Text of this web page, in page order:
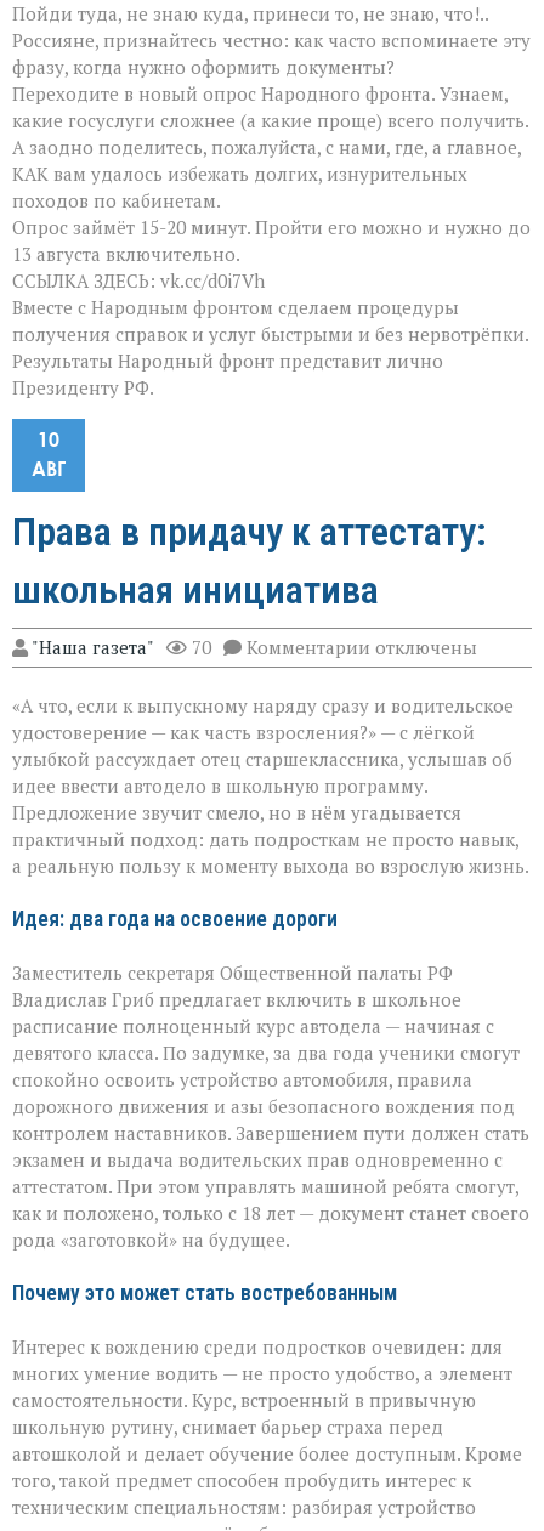
Пойди туда, не знаю куда, принеси то, не знаю, что!..
Россияне, признайтесь честно: как часто вспоминаете эту
фразу, когда нужно оформить документы?
Переходите в новый опрос Народного фронта. Узнаем,
какие госуслуги сложнее (а какие проще) всего получить.
А заодно поделитесь, пожалуйста, с нами, где, а главное,
КАК вам удалось избежать долгих, изнурительных
походов по кабинетам.
Опрос займёт 15-20 минут. Пройти его можно и нужно до
13 августа включительно.
ССЫЛКА ЗДЕСЬ: vk.cc/d0i7Vh
Вместе с Народным фронтом сделаем процедуры
получения справок и услуг быстрыми и без нервотрёпки.
Результаты Народный фронт представит лично
Президенту РФ.
10
АВГ
Права в придачу к аттестату:
школьная инициатива
"Наша газета" 70 Комментарии к
записи
в
придачу
аттестату:
школьная
инициатива
отключены
«А что, если к выпускному наряду сразу и водительское
удостоверение — как часть взросления?» — с лёгкой
улыбкой рассуждает отец старшеклассника, услышав об
идее ввести автодело в школьную программу.
Предложение звучит смело, но в нём угадывается
практичный подход: дать подросткам не просто навык,
а реальную пользу к моменту выхода во взрослую жизнь.
Идея: два года на освоение дороги
Заместитель секретаря Общественной палаты РФ
Владислав Гриб предлагает включить в школьное
расписание полноценный курс автодела — начиная с
девятого класса. По задумке, за два года ученики смогут
спокойно освоить устройство автомобиля, правила
дорожного движения и азы безопасного вождения под
контролем наставников. Завершением пути должен стать
экзамен и выдача водительских прав одновременно с
аттестатом. При этом управлять машиной ребята смогут,
как и положено, только с 18 лет — документ станет своего
рода «заготовкой» на будущее.
Почему это может стать востребованным
Интерес к вождению среди подростков очевиден: для
многих умение водить — не просто удобство, а элемент
самостоятельности. Курс, встроенный в привычную
школьную рутину, снимает барьер страха перед
автошколой и делает обучение более доступным. Кроме
того, такой предмет способен пробудить интерес к
техническим специальностям: разбирая устройство